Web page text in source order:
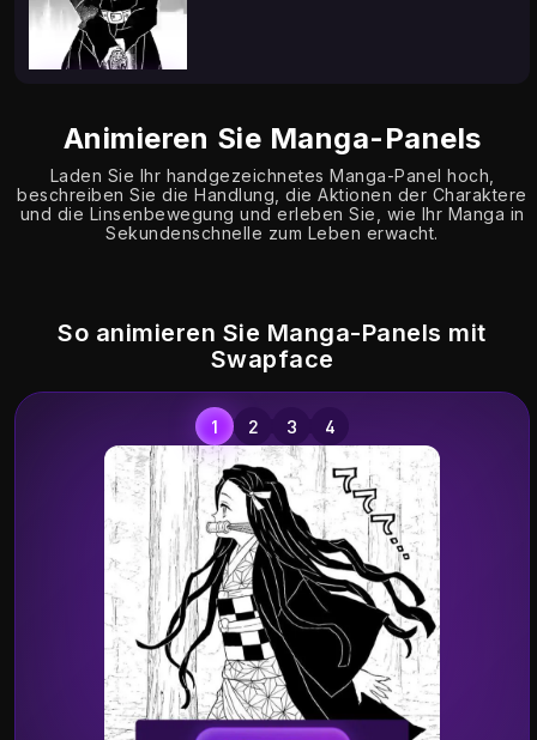
Animieren Sie Manga-Panels
Laden Sie Ihr handgezeichnetes Manga-Panel hoch,
beschreiben Sie die Handlung, die Aktionen der Charaktere
und die Linsenbewegung und erleben Sie, wie Ihr Manga in
Sekundenschnelle zum Leben erwacht.
So animieren Sie Manga-Panels mit
Swapface